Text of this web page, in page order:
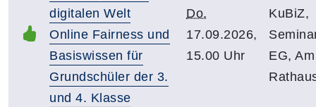
digitalen Welt
Online Fairness und
Basiswissen für
Grundschüler der 3.
und 4. Klasse
Do.
17.09.2026,
15.00 Uhr
KuBiZ,
EG, Am